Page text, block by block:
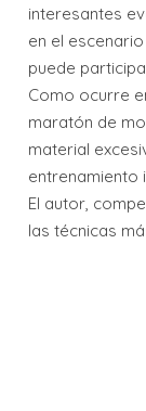
interesantes
en el
puede
Como ocurre
maratón de
material
entrenamiento
El autor,
las técnicas